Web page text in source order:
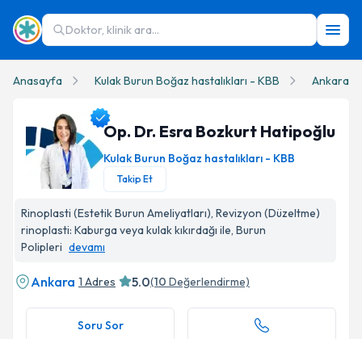
Doktor, klinik ara...
Anasayfa Kulak Burun Boğaz hastalıkları - KBB Ankara
Op. Dr. Esra Bozkurt Hatipoğlu
Kulak Burun Boğaz hastalıkları - KBB
Takip Et
Rinoplasti (Estetik Burun Ameliyatları), Revizyon (Düzeltme)
rinoplasti: Kaburga veya kulak kıkırdağı ile, Burun
Polipleri devamı
Ankara 1 Adres 5.0(10 Değerlendirme)
Soru Sor